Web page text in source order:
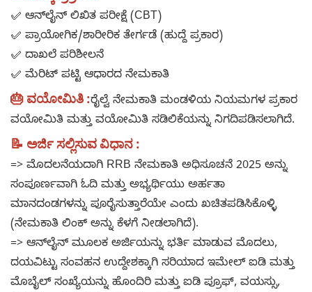
✅ ಆನ್‌ಲೈನ್ ಲಿಖಿತ ಪರೀಕ್ಷೆ (CBT)
✅ ಪ್ರಾಯೋಗಿಕ/ಶಾರೀರಿಕ ತೇರ್ಗಡೆ (ಹುದ್ದೆ ಪ್ರಕಾರ)
✅ ದಾಖಲೆ ಪರಿಶೀಲನೆ
✅ ಮೆರಿಟ್ ಪಟ್ಟಿ ಆಧಾರದ ನೇಮಕಾತಿ
🎂 ವಯೋಮಿತಿ :ರೈಲ್ವೆ ನೇಮಕಾತಿ ಮಂಡಳಿಯ ನಿಯಮಗಳ ಪ್ರಕಾರ
ವಯೋಮಿತಿ ಮತ್ತು ವಯೋಮಿತಿ ಸಡಿಲಿಕೆಯನ್ನು ನಿಗದಿಪಡಿಸಲಾಗಿದೆ.
📝 ಅರ್ಜಿ ಸಲ್ಲಿಸುವ ವಿಧಾನ :
=> ಮೊದಲನೆಯದಾಗಿ RRB ನೇಮಕಾತಿ ಅಧಿಸೂಚನೆ 2025 ಅನ್ನು
ಸಂಪೂರ್ಣವಾಗಿ ಓದಿ ಮತ್ತು ಅಭ್ಯರ್ಥಿಯು ಅರ್ಹತಾ
ಮಾನದಂಡಗಳನ್ನು ಪೂರೈಸುತ್ತಾರೆಯೇ ಎಂದು ಖಚಿತಪಡಿಸಿಕೊಳ್ಳಿ
(ನೇಮಕಾತಿ ಲಿಂಕ್ ಅನ್ನು ಕೆಳಗೆ ನೀಡಲಾಗಿದೆ).
=> ಆನ್‌ಲೈನ್ ಮೂಲಕ ಅರ್ಜಿಯನ್ನು ಭರ್ತಿ ಮಾಡುವ ಮೊದಲು,
ದಯವಿಟ್ಟು ಸಂವಹನ ಉದ್ದೇಶಕ್ಕಾಗಿ ಸರಿಯಾದ ಇಮೇಲ್ ಐಡಿ ಮತ್ತು
ಮೊಬೈಲ್ ಸಂಖ್ಯೆಯನ್ನು ಹೊಂದಿರಿ ಮತ್ತು ಐಡಿ ಪ್ರೂಫ್, ವಯಸ್ಸು,